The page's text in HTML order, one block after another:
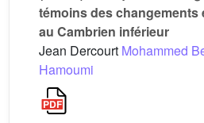
témoins des
au Cambrien inférieur
Jean Dercourt Mohammed
Hamoumi